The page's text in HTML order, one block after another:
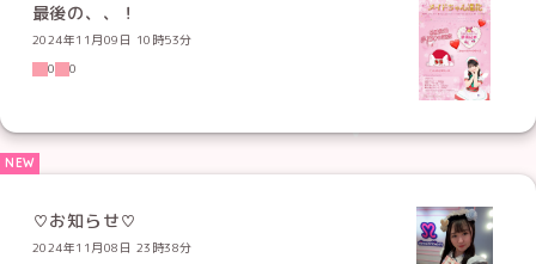
最後の、、！
2024年11月09日 10時53分
0
0
♡お知らせ♡
2024年11月08日 23時38分